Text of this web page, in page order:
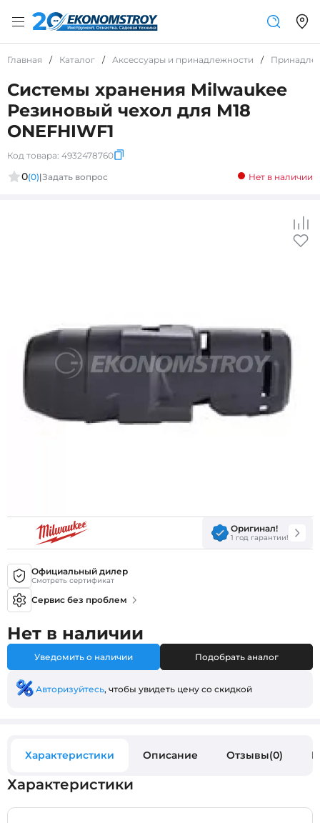
Главная / Каталог / Аксессуары и принадлежности /
Системы хранения Milwaukee
Резиновый чехол для M18
ONEFHIWF1
Код товара: 4932478760
0(0)|Задать вопрос Нет в наличии
Оригинал!
1 год гарантии!
Официальный дилер
Смотреть сертификат
Сервис без проблем
Нет в наличии
Уведомить о наличии Подобрать аналог
Авторизуйтесь, чтобы увидеть цену со скидкой
Характеристики Описание Отзывы(0)
Характеристики